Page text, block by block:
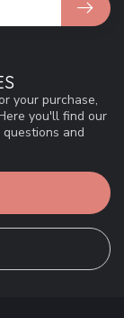
your purchase,
you'll find our
and